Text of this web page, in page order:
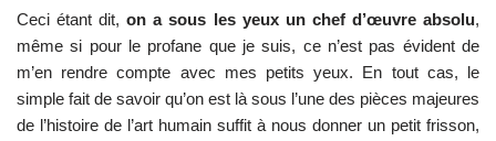
Ceci étant dit,on a sous les yeux un chef d’œuvre absolu,
même si pour le profane que je suis, ce n’est pas évident de
m’en rendre compte avec mes petits yeux. En tout cas, le
simple fait de savoir qu’on est là sous l’une des pièces majeures
de l’histoire de l’art humain suffit à nous donner un petit frisson,